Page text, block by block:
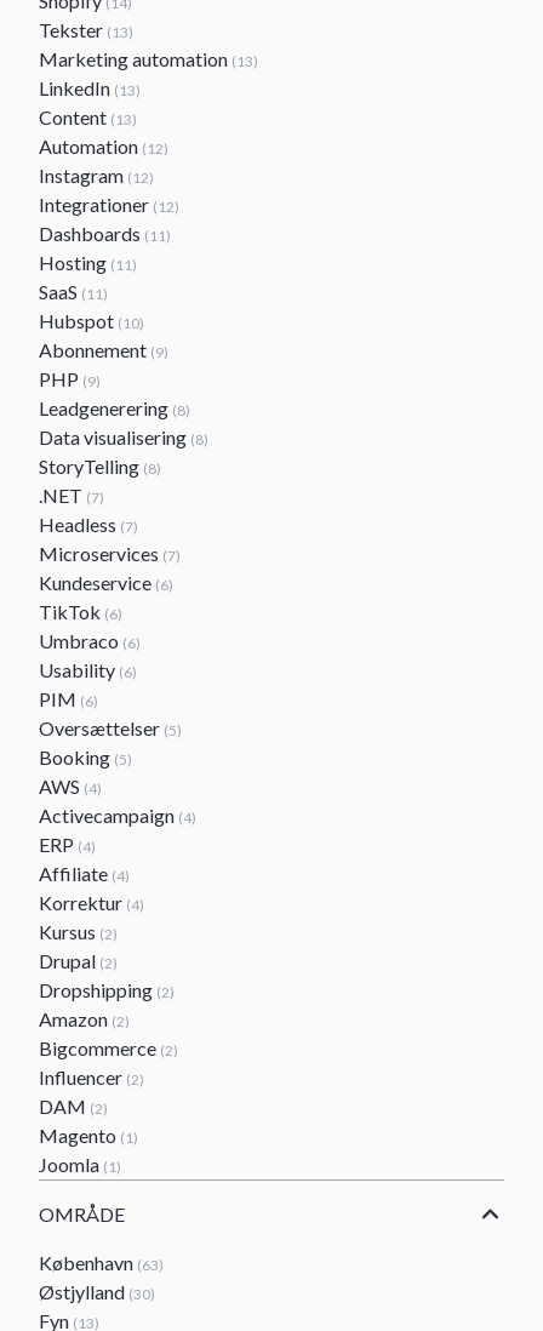
Tekster (13)
Marketing automation (13)
LinkedIn (13)
Content (13)
Automation (12)
Instagram (12)
Integrationer (12)
Dashboards (11)
Hosting (11)
SaaS (11)
Hubspot (10)
Abonnement (9)
PHP (9)
Leadgenerering (8)
Data visualisering (8)
StoryTelling (8)
.NET (7)
Headless (7)
Microservices (7)
Kundeservice (6)
TikTok (6)
Umbraco (6)
Usability (6)
PIM (6)
Oversættelser (5)
Booking (5)
AWS (4)
Activecampaign (4)
ERP (4)
Affiliate (4)
Korrektur (4)
Kursus (2)
Drupal (2)
Dropshipping (2)
Amazon (2)
Bigcommerce (2)
Influencer (2)
DAM (2)
Magento (1)
Joomla (1)
OMRÅDE
København (63)
Østjylland (30)
Fyn (13)